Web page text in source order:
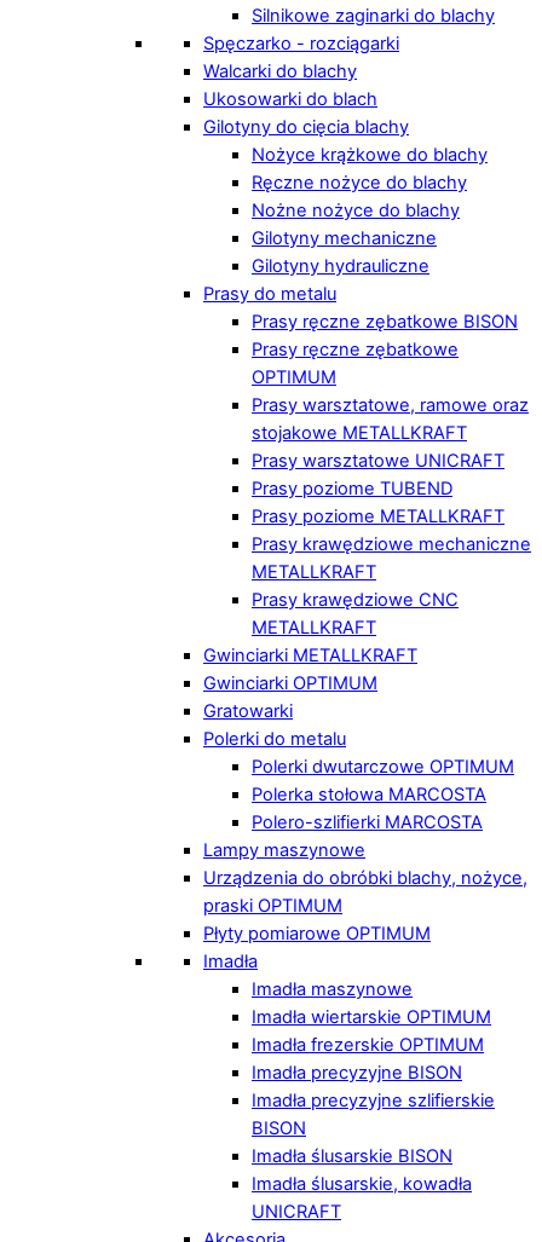
Silnikowe zaginarki do blachy
Spęczarko - rozciągarki
Walcarki do blachy
Ukosowarki do blach
Gilotyny do cięcia blachy
Nożyce krążkowe do blachy
Ręczne nożyce do blachy
Nożne nożyce do blachy
Gilotyny mechaniczne
Gilotyny hydrauliczne
Prasy do metalu
Prasy ręczne zębatkowe BISON
Prasy ręczne zębatkowe
OPTIMUM
Prasy warsztatowe, ramowe oraz
stojakowe METALLKRAFT
Prasy warsztatowe UNICRAFT
Prasy poziome TUBEND
Prasy poziome METALLKRAFT
Prasy krawędziowe mechaniczne
METALLKRAFT
Prasy krawędziowe CNC
METALLKRAFT
Gwinciarki METALLKRAFT
Gwinciarki OPTIMUM
Gratowarki
Polerki do metalu
Polerki dwutarczowe OPTIMUM
Polerka stołowa MARCOSTA
Polero-szlifierki MARCOSTA
Lampy maszynowe
Urządzenia do obróbki blachy, nożyce,
praski OPTIMUM
Płyty pomiarowe OPTIMUM
Imadła
Imadła maszynowe
Imadła wiertarskie OPTIMUM
Imadła frezerskie OPTIMUM
Imadła precyzyjne BISON
Imadła precyzyjne szlifierskie
BISON
Imadła ślusarskie BISON
Imadła ślusarskie, kowadła
UNICRAFT